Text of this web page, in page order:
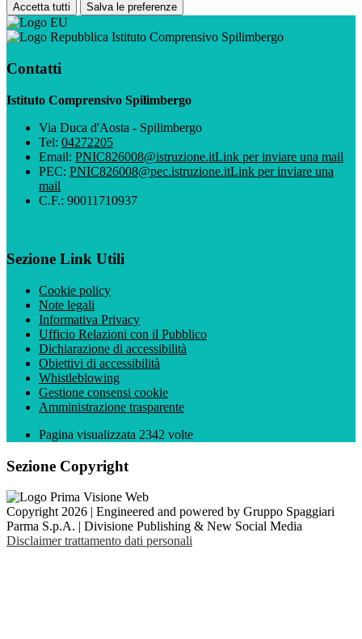
Accetta tutti Salva le preferenze
Istituto Comprensivo Spilimbergo
Contatti
Istituto Comprensivo Spilimbergo
Via Duca d'Aosta - Spilimbergo
Tel: 04272205
Email: PNIC826008@istruzione.itLink per inviare una mail
PEC: PNIC826008@pec.istruzione.itLink per inviare una
mail
C.F.: 90011710937
Sezione Link Utili
Cookie policy
Note legali
Informativa Privacy
Ufficio Relazioni con il Pubblico
Dichiarazione di accessibilità
Obiettivi di accessibilità
Whistleblowing
Gestione consensi cookie
Amministrazione trasparente
Pagina visualizzata 2342 volte
Sezione Copyright
Copyright 2026 | Engineered and powered by Gruppo Spaggiari
Parma S.p.A. | Divisione Publishing & New Social Media
Disclaimer trattamento dati personali